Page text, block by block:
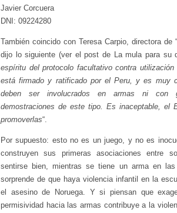
Javier Corcuera
DNI: 09224280
También coincido con Teresa Carpio, directora de
dijo lo siguiente (ver el post de La mula para su
espíritu del protocolo facultativo contra
está firmado y ratificado por el Peru, y es muy
deben ser involucrados en armas ni con
demostraciones de este tipo. Es inaceptable, el
promoverlas“.
Por supuesto: esto no es un juego, y no es
construyen sus primeras asociaciones entre
sentirse bien, mientras se tiene un arma en
sorprende de que haya violencia infantil en la
el asesino de Noruega. Y si piensan que
permisividad hacia las armas contribuye a la